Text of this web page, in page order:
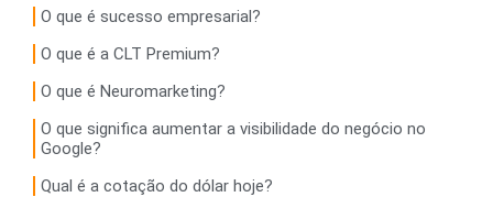
O que é sucesso empresarial?
O que é a CLT Premium?
O que é Neuromarketing?
O que significa aumentar a visibilidade do negócio no
Google?
Qual é a cotação do dólar hoje?